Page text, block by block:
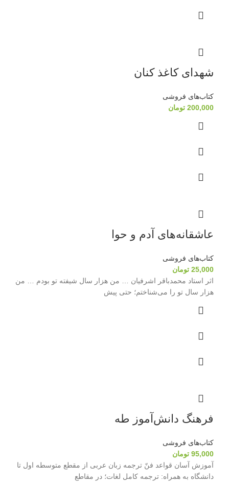
شهدای کاغذ کنان
کتاب‌های فروشی
200,000 تومان
عاشقانه‌های آدم و حوا
کتاب‌های فروشی
25,000 تومان
اثر استاد محمدباقر اشرفیان … من هزار سال شیفته تو بودم … من
هزار سال تو را می‌شناختم؛ حتی پیش
فرهنگ دانش‌آموز طه
کتاب‌های فروشی
95,000 تومان
آموزش آسان قواعد فنّ ترجمه زبان عربی از مقطع متوسطه اول تا
دانشگاه به همراه: ترجمه کامل لغات؛ در مقاطع